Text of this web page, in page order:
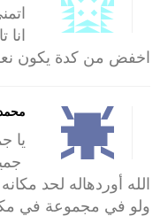
اخفض من كدة يكون
يا
الله أوردهاله لحد
ولو في مجموعة في